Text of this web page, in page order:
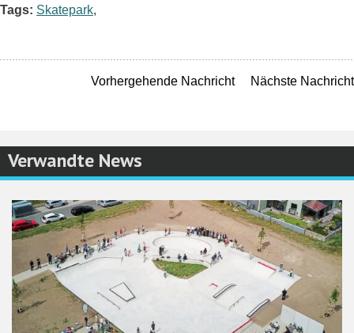
Tags: Skatepark,
Vorhergehende Nachricht Nächste Nachricht
Verwandte News